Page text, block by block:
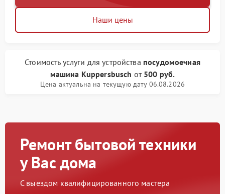
Наши цены
Стоимость услуги для устройства посудомоечная
машина Kuppersbusch от 500 руб.
Цена актуальна на текущую дату 06.08.2026
Ремонт бытовой техники
у Вас дома
С выездом квалифицированного мастера